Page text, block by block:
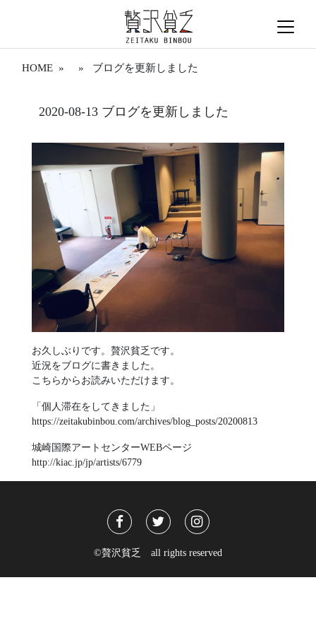
HOME » » ブログを更新しました
2020-08-13 ブログを更新しました
お久しぶりです。贅沢貧乏です。
近況をブログに書きました。
こちらからお読みいただけます。
「個人滞在をしてきました」
https://zeitakubinbou.com/archives/blog_posts/20200813
城崎国際アートセンターWEBページ
http://kiac.jp/jp/artists/6779
©贅沢貧乏 all rights reserved